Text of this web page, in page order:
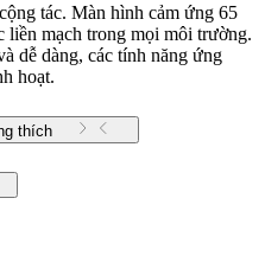
tác. Màn hình cảm ứng 65
liền mạch trong mọi môi trường.
dễ dàng, các tính năng ứng
hoạt.
thích